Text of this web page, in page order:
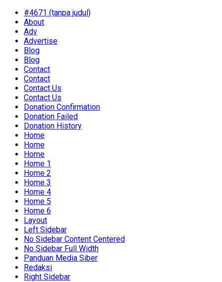
#4671 (tanpa judul)
About
Adv
Advertise
Blog
Blog
Contact
Contact
Contact Us
Contact Us
Donation Confirmation
Donation Failed
Donation History
Home
Home
Home
Home 1
Home 2
Home 3
Home 4
Home 5
Home 6
Layout
Left Sidebar
No Sidebar Content Centered
No Sidebar Full Width
Panduan Media Siber
Redaksi
Right Sidebar